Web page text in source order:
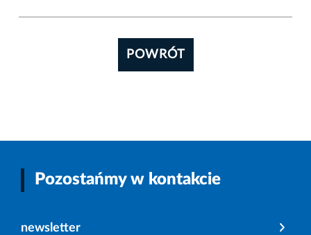
POWRÓT
Pozostańmy w kontakcie
newsletter